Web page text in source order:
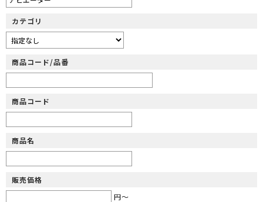
カテゴリ
商品コード/品番
商品コード
商品名
販売価格
円～